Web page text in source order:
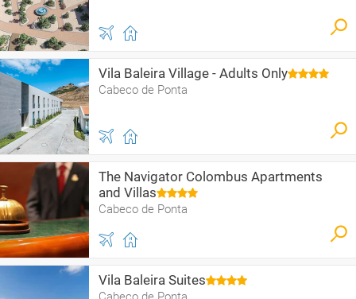
Vila Baleira Village - Adults Only
Cabeco de Ponta
The Navigator Colombus Apartments
and Villas
Cabeco de Ponta
Vila Baleira Suites